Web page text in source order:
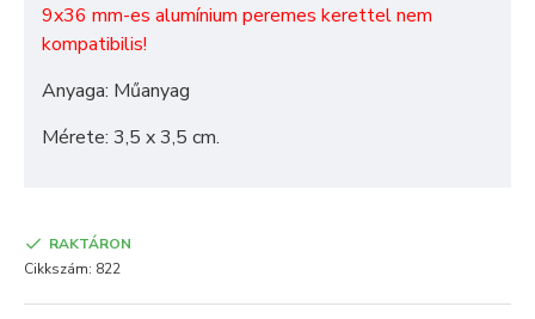
9x36 mm-es alumínium peremes kerettel nem
kompatibilis!
Anyaga: Műanyag
Mérete: 3,5 x 3,5 cm.
RAKTÁRON
Cikkszám: 822